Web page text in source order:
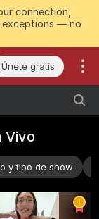
connection,
exceptions — no
Únete gratis
Vivo
y tipo de show